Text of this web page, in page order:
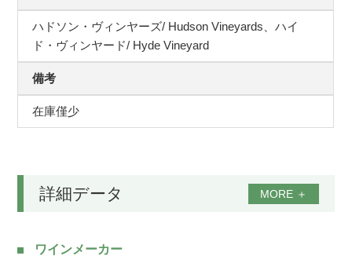
ハドソン・ヴィンヤーズ/ Hudson Vineyards、ハイ
ド・ヴィンヤード/ Hyde Vineyard
備考
在庫僅少
詳細データ MORE ＋
ワインメーカー